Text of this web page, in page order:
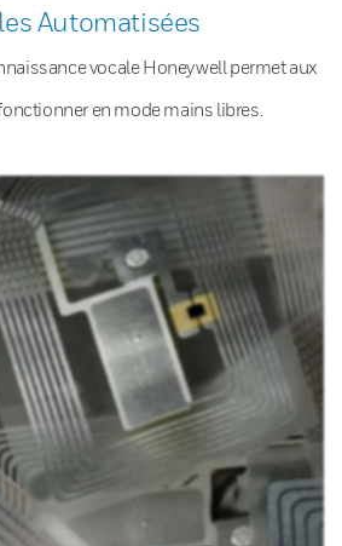
Automatisées
vocale Honeywell permet aux
en mode mains libres.